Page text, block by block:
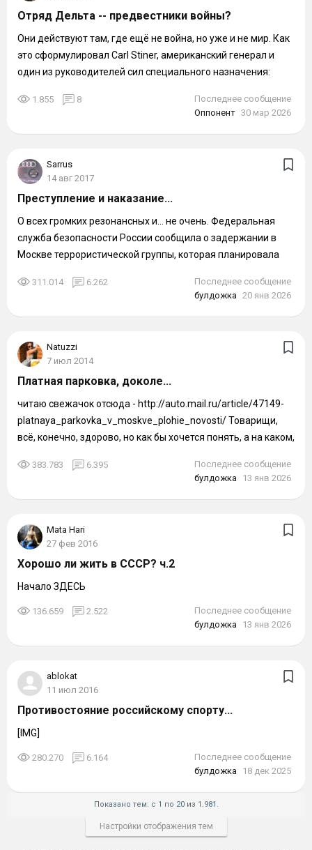
Отряд Дельта -- предвестники войны?
Они действуют там, где ещё не война, но уже и не мир. Как
это сформулировал Carl Stiner, американский генерал и
один из руководителей сил специального назначения:
1.855 8
Последнее сообщение
Оппонент 30 мар 2026
Sarrus
14 авг 2017
Преступление и наказание...
О всех громких резонансных и... не очень. Федеральная
служба безопасности России сообщила о задержании в
Москве террористической группы, которая планировала
311.014 6.262
Последнее сообщение
булдожка 20 янв 2026
Natuzzi
7 июл 2014
Платная парковка, доколе...
читаю свежачок отсюда - http://auto.mail.ru/article/47149-
platnaya_parkovka_v_moskve_plohie_novosti/ Товарищи,
всё, конечно, здорово, но как бы хочется понять, а на каком,
383.783 6.395
Последнее сообщение
булдожка 13 янв 2026
Mata Hari
27 фев 2016
Хорошо ли жить в СССР? ч.2
Начало ЗДЕСЬ
136.659 2.522
Последнее сообщение
булдожка 13 янв 2026
ablokat
11 июл 2016
Противостояние российскому спорту...
[IMG]
280.270 6.164
Последнее сообщение
булдожка 18 дек 2025
Показано тем: с 1 по 20 из 1.981.
Настройки отображения тем